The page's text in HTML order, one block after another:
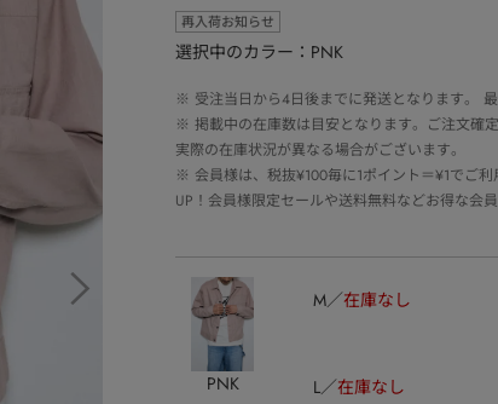
再入荷お知らせ
選択中のカラー：PNK
※ 受注当日から4日後までに発送となります。
※ 掲載中の在庫数は目安となります。ご注文確
実際の在庫状況が異なる場合がございます。
※ 会員様は、税抜¥100毎に1ポイント＝¥1でご
UP！会員様限定セールや送料無料などお得な会
PNK
M 在庫なし
L 在庫なし